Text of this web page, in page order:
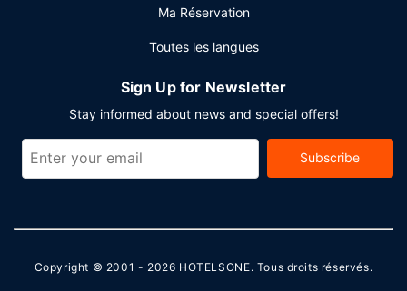
dans l'enceinte de l'hébergement.
Ma Réservation
Toutes les langues
Sign Up for Newsletter
Stay informed about news and special offers!
Subscribe
Copyright © 2001 - 2026 HOTELSONE. Tous droits réservés.